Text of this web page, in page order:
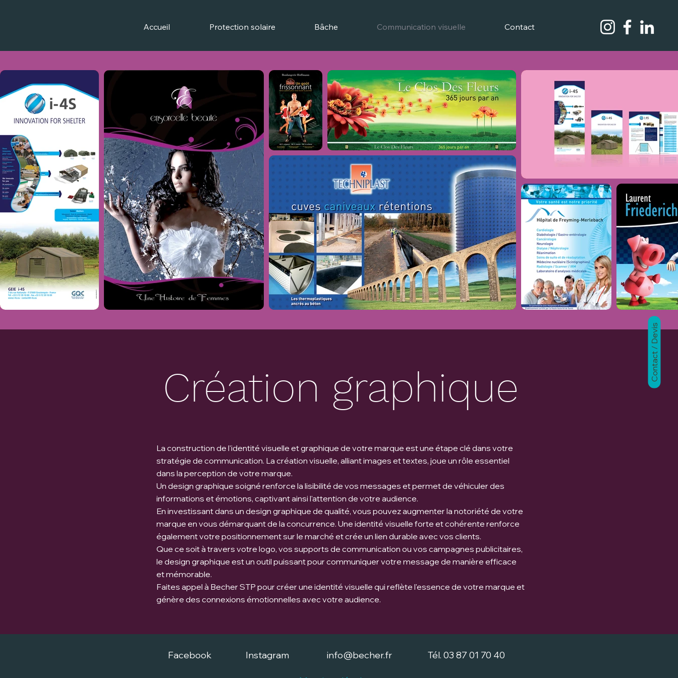
Accueil Protection solaire Bâche Communication visuelle Contact
Contact / Devis
Création graphique
La construction de l'identité visuelle et graphique de votre marque est une étape clé dans votre
stratégie de communication. La création visuelle, alliant images et textes, joue un rôle essentiel
dans la perception de votre marque.
Un design graphique soigné renforce la lisibilité de vos messages et permet de véhiculer des
informations et émotions, captivant ainsi l'attention de votre audience.
En investissant dans un design graphique de qualité, vous pouvez augmenter la notoriété de votre
marque en vous démarquant de la concurrence. Une identité visuelle forte et cohérente renforce
également votre positionnement sur le marché et crée un lien durable avec vos clients.
Que ce soit à travers votre logo, vos supports de communication ou vos campagnes publicitaires,
le design graphique est un outil puissant pour communiquer votre message de manière efficace
et mémorable.
Faites appel à Becher STP pour créer une identité visuelle qui reflète l'essence de votre marque et
génère des connexions émotionnelles avec votre audience.
Facebook Instagram info@becher.fr Tél. 03 87 01 70 40